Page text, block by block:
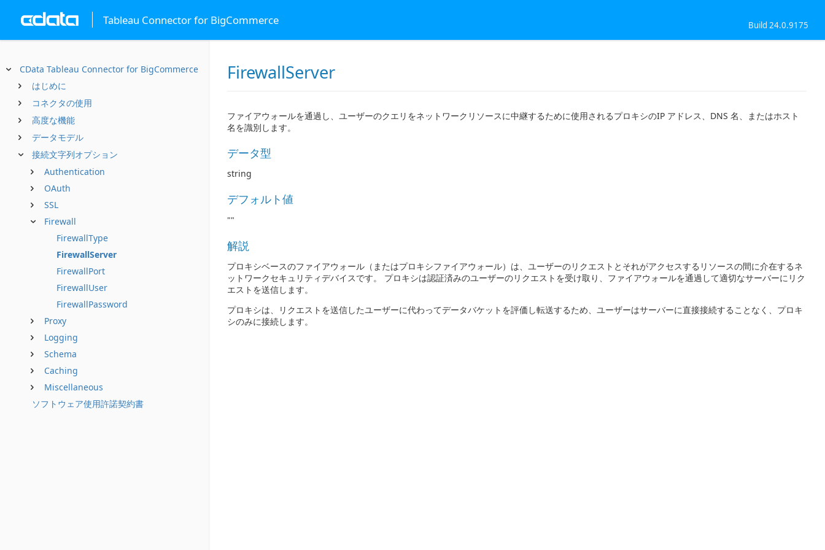
Tableau Connector for BigCommerce Build 24.0.9175
CData Tableau Connector for BigCommerce
はじめに
コネクタの使用
高度な機能
データモデル
接続文字列オプション
Authentication
OAuth
SSL
Firewall
FirewallType
FirewallServer
FirewallPort
FirewallUser
FirewallPassword
Proxy
Logging
Schema
Caching
Miscellaneous
ソフトウェア使用許諾契約書
FirewallServer
ファイアウォールを通過し、ユーザーのクエリをネットワークリソースに中継するために使用されるプロキシのIP アドレス、DNS 名、またはホスト
名を識別します。
データ型
string
デフォルト値
""
解説
プロキシベースのファイアウォール（またはプロキシファイアウォール）は、ユーザーのリクエストとそれがアクセスするリソースの間に介在するネ
ットワークセキュリティデバイスです。 プロキシは認証済みのユーザーのリクエストを受け取り、ファイアウォールを通過して適切なサーバーにリク
エストを送信します。
プロキシは、リクエストを送信したユーザーに代わってデータバケットを評価し転送するため、ユーザーはサーバーに直接接続することなく、プロキ
シのみに接続します。